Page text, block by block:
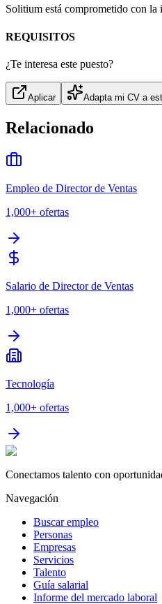
Solitium está comprometido con la
REQUISITOS
¿Te interesa este puesto?
Aplicar Adapta mi CV a
Relacionado
Empleo de Director de Ventas
1,000+ ofertas
Salario de Director de Ventas
1,000+ ofertas
Tecnología
1,000+ ofertas
Conectamos talento con
Navegación
Buscar empleo
Personas
Empresas
Servicios
Talento
Guía salarial
Informe del mercado laboral